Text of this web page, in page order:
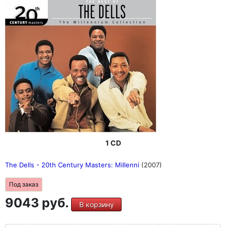
1 CD
The Dells - 20th Century Masters: Millenni (2007)
Под заказ
9043 руб. В корзину